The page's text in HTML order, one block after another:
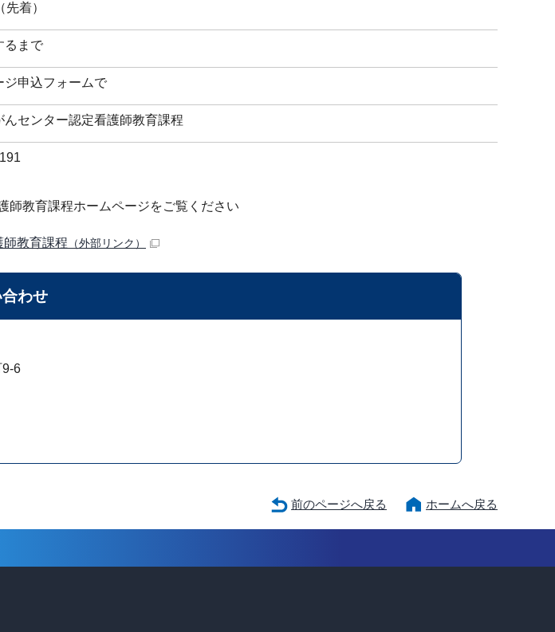
着）
るまで
ジ申込フォームで
んセンター認定看護師教育課程
教育課程ホームページをご覧ください
教育課程 （外部リンク）
わせ
6
前のページへ戻る ホームへ戻る